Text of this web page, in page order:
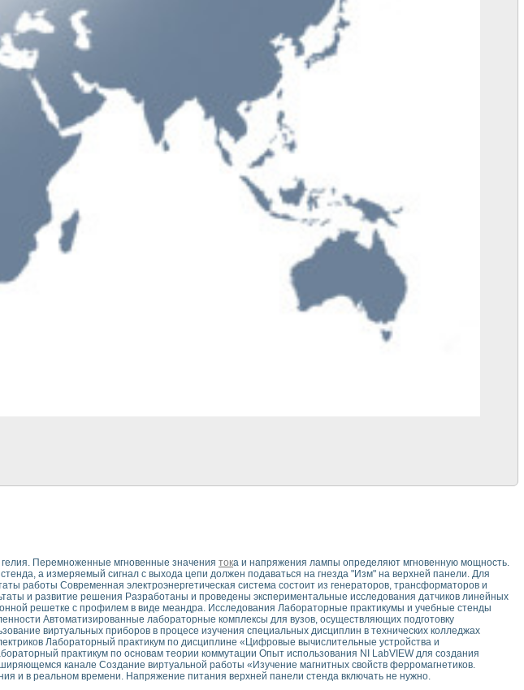
гелия. Перемноженные мгновенные значения тока и напряжения лампы определяют мгновенную мощность.
а измеряемый сигнал с выхода цепи должен подаваться на гнезда "Изм" на верхней панели. Для
работы Современная электроэнергетическая система состоит из генераторов, трансформаторов и
и развитие решения Разработаны и проведены экспериментальные исследования датчиков линейных
решетке с профилем в виде меандра. Исследования Лабораторные практикумы и учебные стенды
Автоматизированные лабораторные комплексы для вузов, осуществляющих подготовку
виртуальных приборов в процесе изучения специальных дисциплин в технических колледжах
Лабораторный практикум по дисциплине «Цифровые вычислительные устройства и
практикум по основам теории коммутации Опыт использования NI LabVIEW для создания
канале Создание виртуальной работы «Изучение магнитных свойств ферромагнетиков.
и в реальном времени. Напряжение питания верхней панели стенда включать не нужно.